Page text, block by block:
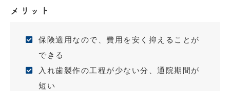
メリット
保険適用なので、費用を安く抑えることが
できる
入れ歯製作の工程が少ない分、通院期間が
短い